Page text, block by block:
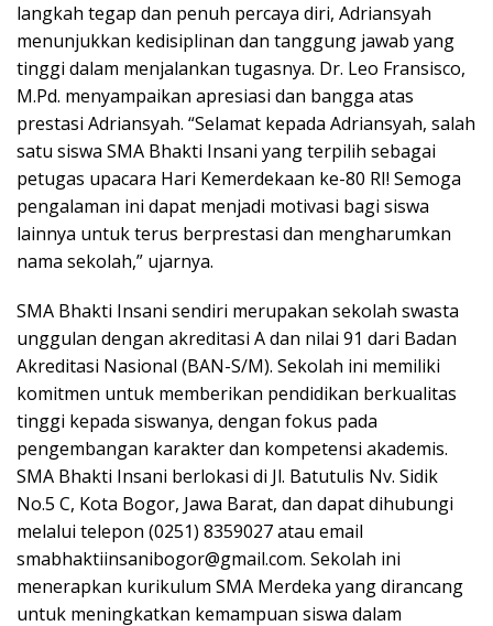
langkah tegap dan penuh percaya diri, Adriansyah
menunjukkan kedisiplinan dan tanggung jawab yang
tinggi dalam menjalankan tugasnya. Dr. Leo Fransisco,
M.Pd. menyampaikan apresiasi dan bangga atas
prestasi Adriansyah. “Selamat kepada Adriansyah, salah
satu siswa SMA Bhakti Insani yang terpilih sebagai
petugas upacara Hari Kemerdekaan ke-80 RI! Semoga
pengalaman ini dapat menjadi motivasi bagi siswa
lainnya untuk terus berprestasi dan mengharumkan
nama sekolah,” ujarnya.
SMA Bhakti Insani sendiri merupakan sekolah swasta
unggulan dengan akreditasi A dan nilai 91 dari Badan
Akreditasi Nasional (BAN-S/M). Sekolah ini memiliki
komitmen untuk memberikan pendidikan berkualitas
tinggi kepada siswanya, dengan fokus pada
pengembangan karakter dan kompetensi akademis.
SMA Bhakti Insani berlokasi di Jl. Batutulis Nv. Sidik
No.5 C, Kota Bogor, Jawa Barat, dan dapat dihubungi
melalui telepon (0251) 8359027 atau email
smabhaktiinsanibogor@gmail.com. Sekolah ini
menerapkan kurikulum SMA Merdeka yang dirancang
untuk meningkatkan kemampuan siswa dalam